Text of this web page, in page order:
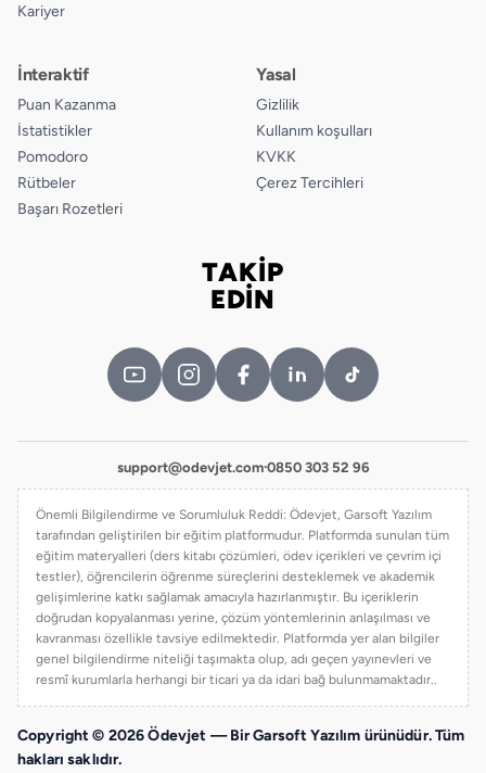
Kariyer
İnteraktif
Puan Kazanma
İstatistikler
Pomodoro
Rütbeler
Başarı Rozetleri
Yasal
Gizlilik
Kullanım koşulları
KVKK
Çerez Tercihleri
TAKİP
EDİN
support@odevjet.com·0850 303 52 96
Önemli Bilgilendirme ve Sorumluluk Reddi: Ödevjet, Garsoft Yazılım
tarafından geliştirilen bir eğitim platformudur. Platformda sunulan tüm
eğitim materyalleri (ders kitabı çözümleri, ödev içerikleri ve çevrim içi
testler), öğrencilerin öğrenme süreçlerini desteklemek ve akademik
gelişimlerine katkı sağlamak amacıyla hazırlanmıştır. Bu içeriklerin
doğrudan kopyalanması yerine, çözüm yöntemlerinin anlaşılması ve
kavranması özellikle tavsiye edilmektedir. Platformda yer alan bilgiler
genel bilgilendirme niteliği taşımakta olup, adı geçen yayınevleri ve
resmî kurumlarla herhangi bir ticari ya da idari bağ bulunmamaktadır..
Copyright © 2026 Ödevjet — Bir Garsoft Yazılım ürünüdür. Tüm
hakları saklıdır.